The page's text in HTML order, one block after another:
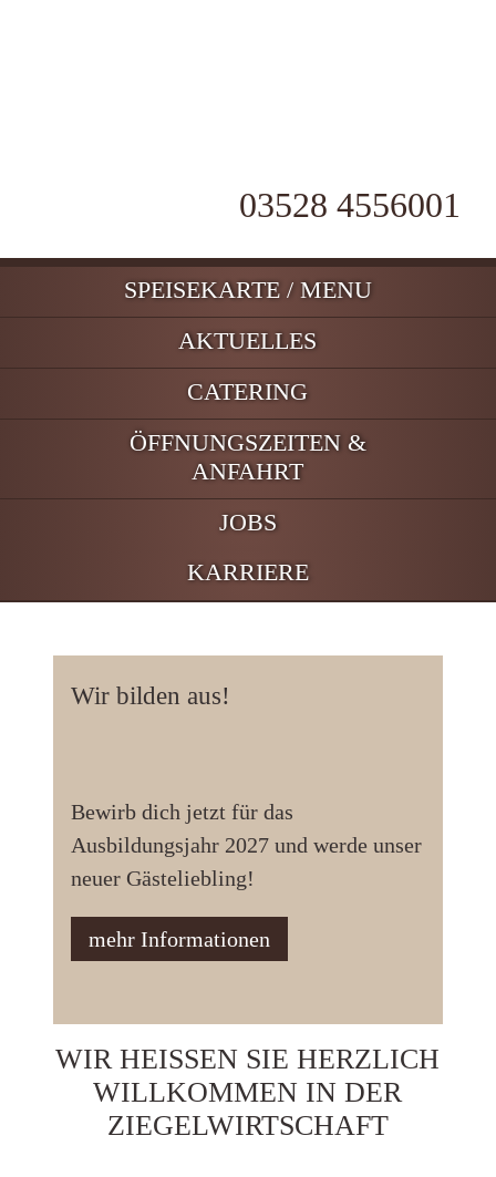
03528 4556001
SPEISEKARTE / MENU
AKTUELLES
CATERING
ÖFFNUNGSZEITEN &
ANFAHRT
JOBS
KARRIERE
Wir bilden aus!
Bewirb dich jetzt für das
Ausbildungsjahr 2027 und werde unser
neuer Gästeliebling!
mehr Informationen
WIR HEISSEN SIE HERZLICH W
ILLKOMMEN IN DER Z
IEGELWIRTSCHAFT